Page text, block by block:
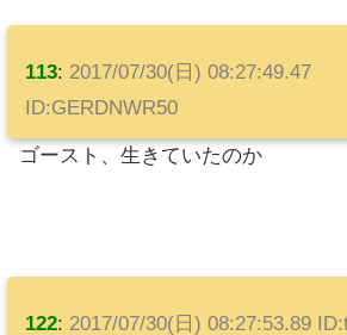
113: 2017/07/30(日) 08:27:49.47
ID:GERDNWR50
ゴースト、生きていたのか
122: 2017/07/30(日) 08:27:53.89